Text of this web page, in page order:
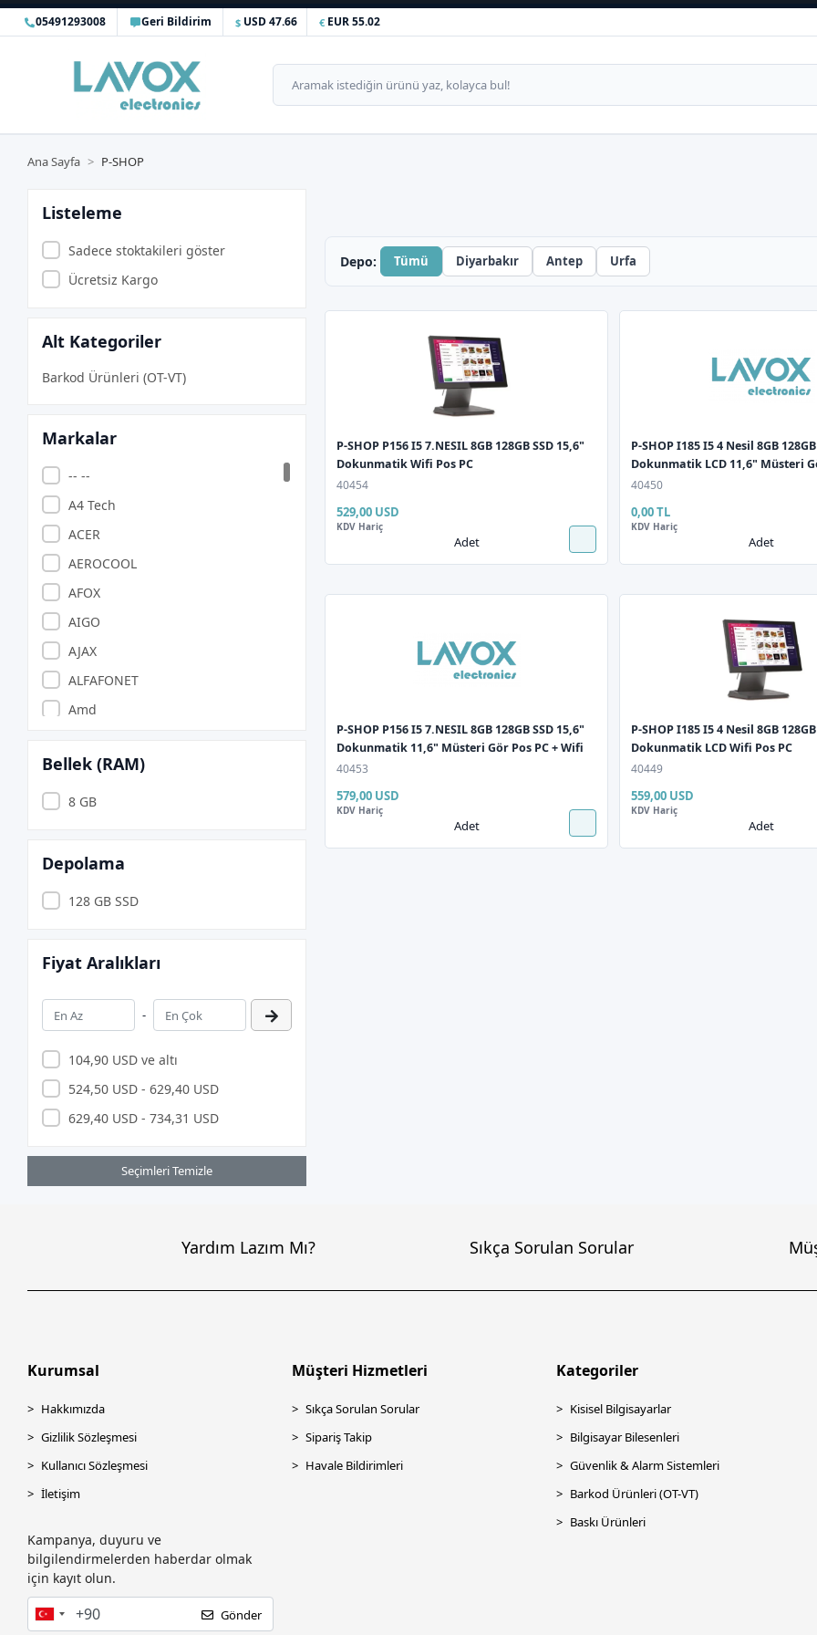
05491293008 Geri Bildirim USD 47.66 EUR 55.02
Ana Sayfa P-SHOP
Listeleme
Sadece stoktakileri göster
Ücretsiz Kargo
Alt Kategoriler
Barkod Ürünleri (OT-VT)
Markalar
-- --
A4 Tech
ACER
AEROCOOL
AFOX
AIGO
AJAX
ALFAFONET
Amd
APACER
APARATCI
Argox
Asus
ASUS.
AURIS
AXLE
BEVİUS
BIOSTAR
CODE CODESEC
COMPAXE
CORSAIR
CRUCIAL
CUDY
Dahua
Datalogic
DC UPS
DEİOG
Bellek (RAM)
8 GB
Depolama
128 GB SSD
Fiyat Aralıkları
-
104,90 USD ve altı
524,50 USD - 629,40 USD
629,40 USD - 734,31 USD
Seçimleri Temizle
Depo: Tümü Diyarbakır Antep Urfa
P-SHOP P156 I5 7.NESIL 8GB 128GB SSD 15,6"
Dokunmatik Wifi Pos PC
40454
529,00 USD
KDV Hariç
Adet
P-SHOP I185 I5 4 Nesil 8GB
Dokunmatik LCD 11,6" Müsteri
Wifi
40450
0,00 TL
KDV Hariç
Adet
P-SHOP P156 I5 7.NESIL 8GB 128GB SSD 15,6"
Dokunmatik 11,6" Müsteri Gör Pos PC + Wifi
40453
579,00 USD
KDV Hariç
Adet
P-SHOP I185 I5 4 Nesil 8GB
Dokunmatik LCD Wifi Pos PC
40449
559,00 USD
KDV Hariç
Adet
Yardım Lazım Mı? Sıkça Sorulan Sorular
Kurumsal
Hakkımızda
Gizlilik Sözleşmesi
Kullanıcı Sözleşmesi
İletişim
Kampanya, duyuru ve
bilgilendirmelerden haberdar olmak
için kayıt olun.
Gönder
Müşteri Hizmetleri
Sıkça Sorulan Sorular
Sipariş Takip
Havale Bildirimleri
Kategoriler
Kisisel Bilgisayarlar
Bilgisayar Bilesenleri
Güvenlik & Alarm Sistemleri
Barkod Ürünleri (OT-VT)
Baskı Ürünleri